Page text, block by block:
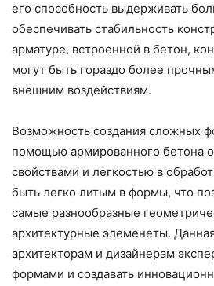
его способность выдерживать
обеспечивать стабильность
арматуре, встроенной в бетон,
могут быть гораздо более
внешним воздействиям.
Возможность создания сложных
помощью армированного бетона
свойствами и легкостью в
быть легко литым в формы, что
самые разнообразные
архитектурные элеменеты.
архитекторам и дизайнерам
формами и создавать